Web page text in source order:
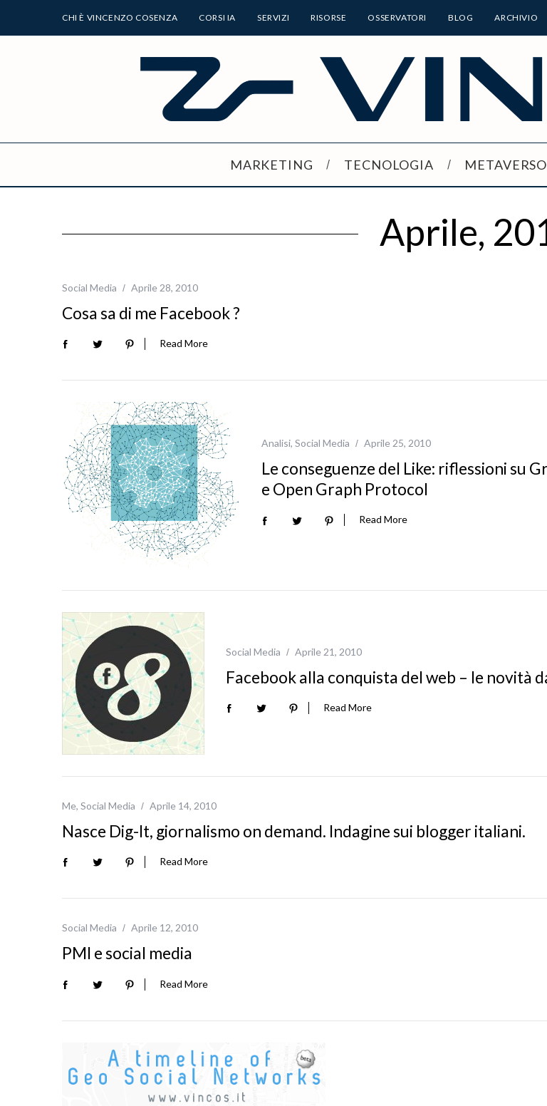
CHI È VINCENZO COSENZA CORSI IA SERVIZI RISORSE OSSERVATORI BLOG ARCHIVIO
MARKETING TECNOLOGIA METAVERSO
Aprile,
Social Media Aprile 28, 2010
Cosa sa di me Facebook ?
Read More
Analisi, Social Media Aprile 25, 2010
Le conseguenze del Like: riflessioni su
e Open Graph Protocol
Read More
Social Media Aprile 21, 2010
Facebook alla conquista del web – le novità
Read More
Me, Social Media Aprile 14, 2010
Nasce Dig-It, giornalismo on demand. Indagine sui blogger italiani.
Read More
Social Media Aprile 12, 2010
PMI e social media
Read More
S
a
r
c
h
f